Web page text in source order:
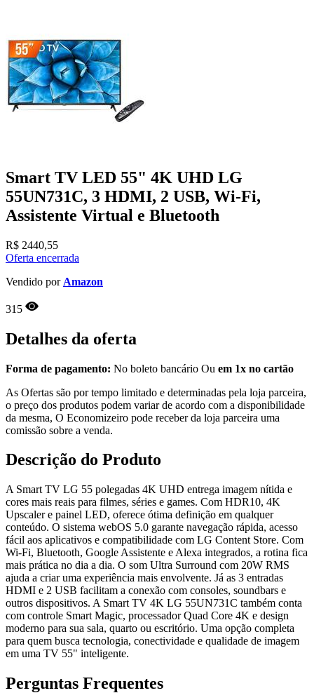
Smart TV LED 55" 4K UHD LG
55UN731C, 3 HDMI, 2 USB, Wi-Fi,
Assistente Virtual e Bluetooth
R$ 2440,55
Oferta encerrada
Vendido por Amazon
315
Detalhes da oferta
Forma de pagamento: No boleto bancário Ou em 1x no cartão
As Ofertas são por tempo limitado e determinadas pela loja parceira,
o preço dos produtos podem variar de acordo com a disponibilidade
da mesma, O Economizeiro pode receber da loja parceira uma
comissão sobre a venda.
Descrição do Produto
A Smart TV LG 55 polegadas 4K UHD entrega imagem nítida e
cores mais reais para filmes, séries e games. Com HDR10, 4K
Upscaler e painel LED, oferece ótima definição em qualquer
conteúdo. O sistema webOS 5.0 garante navegação rápida, acesso
fácil aos aplicativos e compatibilidade com LG Content Store. Com
Wi-Fi, Bluetooth, Google Assistente e Alexa integrados, a rotina fica
mais prática no dia a dia. O som Ultra Surround com 20W RMS
ajuda a criar uma experiência mais envolvente. Já as 3 entradas
HDMI e 2 USB facilitam a conexão com consoles, soundbars e
outros dispositivos. A Smart TV 4K LG 55UN731C também conta
com controle Smart Magic, processador Quad Core 4K e design
moderno para sua sala, quarto ou escritório. Uma opção completa
para quem busca tecnologia, conectividade e qualidade de imagem
em uma TV 55" inteligente.
Perguntas Frequentes